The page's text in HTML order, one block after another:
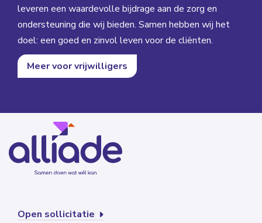
leveren een waardevolle bijdrage aan de zorg en
ondersteuning die wij bieden. Samen hebben wij het
doel: een goed en zinvol leven voor de cliënten.
Meer voor vrijwilligers
Open sollicitatie